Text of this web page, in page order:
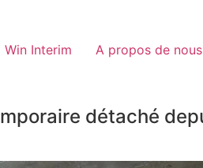
Win Interim A propos de nous
détaché